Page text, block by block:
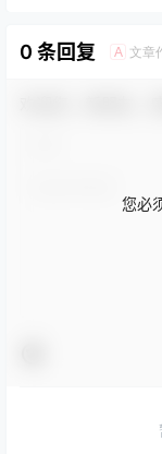
0 条回复 A 文章
您必